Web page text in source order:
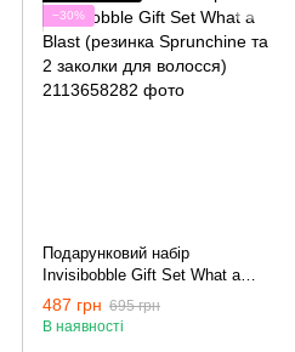
−30%
Подарунковий набір
Invisibobble Gift Set What a
Blast (резинка Sprunchine та 2
заколки для волосся)
487 грн 695 грн
В наявності